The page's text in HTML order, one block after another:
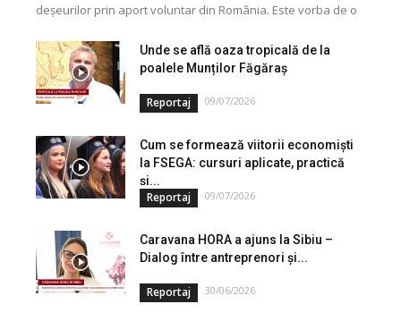
deșeurilor prin aport voluntar din România. Este vorba de o
Unde se află oaza tropicală de la
poalele Munților Făgăraș
Reportaj 09/07/2026
Cum se formează viitorii economiști
la FSEGA: cursuri aplicate, practică
și...
Reportaj 09/07/2026
Caravana HORA a ajuns la Sibiu –
Dialog între antreprenori și...
Reportaj 30/06/2026